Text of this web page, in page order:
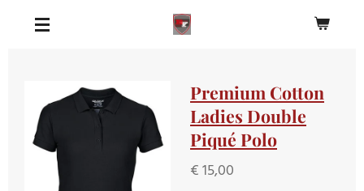
hoofdinhoud
Premium Cotton
Ladies Double
Piqué Polo
€ 15,00